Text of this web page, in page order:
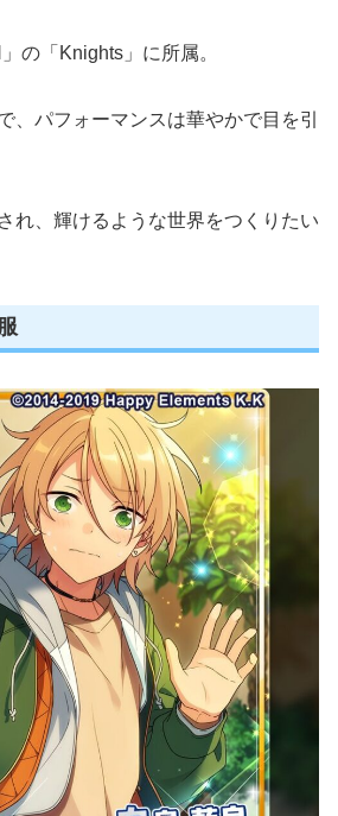
の「Knights」に所属。
、パフォーマンスは華やかで目を引
れ、輝けるような世界をつくりたい